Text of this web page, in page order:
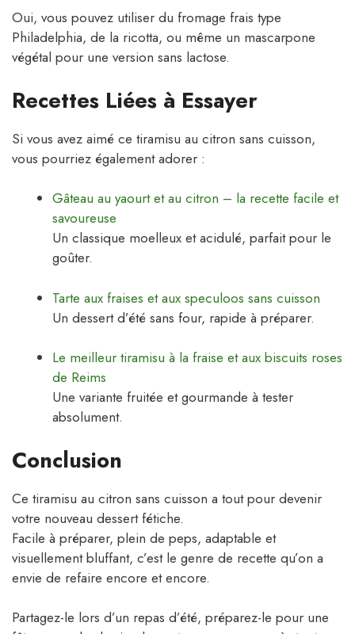
Oui, vous pouvez utiliser du fromage frais type
Philadelphia, de la ricotta, ou même un mascarpone
végétal pour une version sans lactose.
Recettes Liées à Essayer
Si vous avez aimé ce tiramisu au citron sans cuisson,
vous pourriez également adorer :
Gâteau au yaourt et au citron – la recette facile et
savoureuse
Un classique moelleux et acidulé, parfait pour le
goûter.
Tarte aux fraises et aux speculoos sans cuisson
Un dessert d’été sans four, rapide à préparer.
Le meilleur tiramisu à la fraise et aux biscuits roses
de Reims
Une variante fruitée et gourmande à tester
absolument.
Conclusion
Ce tiramisu au citron sans cuisson a tout pour devenir
votre nouveau dessert fétiche.
Facile à préparer, plein de peps, adaptable et
visuellement bluffant, c’est le genre de recette qu’on a
envie de refaire encore et encore.
Partagez-le lors d’un repas d’été, préparez-le pour une